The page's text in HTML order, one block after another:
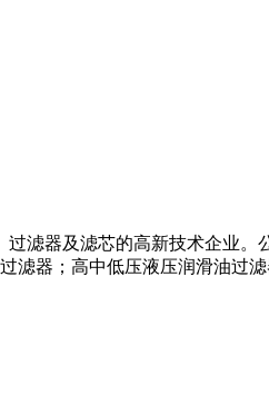
滤器及滤芯的高新技术企业
器；高中低压液压润滑油过